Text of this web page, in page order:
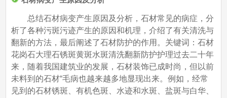
总结石材病变产生原因及分析，石材常见的病症，分
析了各种污斑污迹产生的原因和机理，介绍了有关清洗与
翻新的方法，最后阐述了石材防护的作用。关键词：石材
花岗石大理石锈斑黄斑水斑清洗翻新防护护理过去二十年
来，随着我国建筑业的发展，石材装饰已成时尚，但以前
未料到的石材“毛病也越来越多地显现出来。例如，经常
见到的石材锈斑、有机色斑、水迹和水斑、盐斑与白华、